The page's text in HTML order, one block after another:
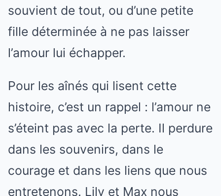
souvient de tout, ou d’une petite
fille déterminée à ne pas laisser
l’amour lui échapper.
Pour les aînés qui lisent cette
histoire, c’est un rappel : l’amour ne
s’éteint pas avec la perte. Il perdure
dans les souvenirs, dans le
courage et dans les liens que nous
entretenons. Lily et Max nous